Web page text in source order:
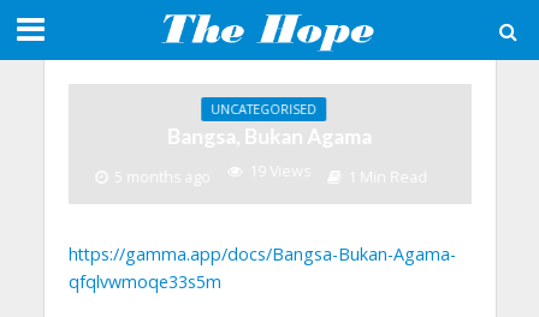
UNCATEGORISED
Bangsa, Bukan Agama
5 months ago 19 Views 1 Min Read
https://gamma.app/docs/Bangsa-Bukan-Agama-
qfqlvwmoqe33s5m